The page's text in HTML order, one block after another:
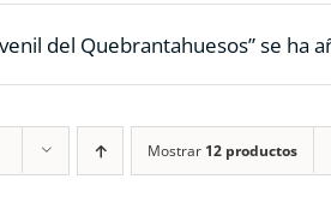
del Quebrantahuesos” se ha
Mostrar 12 productos